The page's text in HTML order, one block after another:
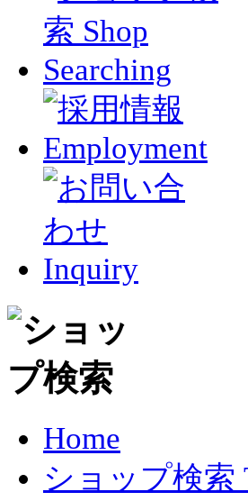
Home
ショップ検索